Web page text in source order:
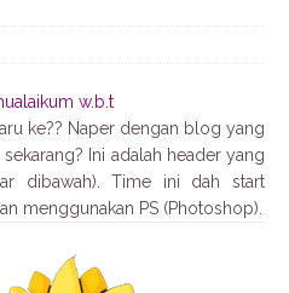
w.b.t
ke?? Naper dengan blog yang
Ini adalah header yang
dibawah). Time ini dah start
menggunakan PS (Photoshop).